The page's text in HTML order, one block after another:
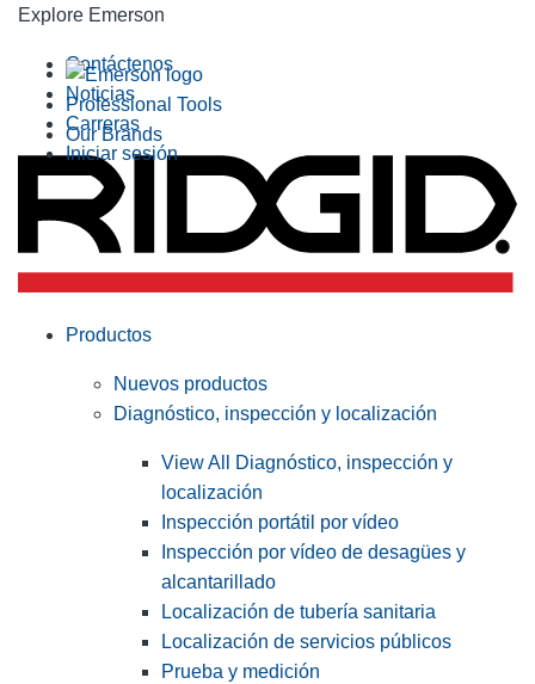
Explore Emerson
Professional Tools
Our Brands
Contáctenos
Noticias
Carreras
Iniciar sesión
Productos
Nuevos productos
Diagnóstico, inspección y localización
View All Diagnóstico, inspección y
localización
Inspección portátil por vídeo
Inspección por vídeo de desagües y
alcantarillado
Localización de tubería sanitaria
Localización de servicios públicos
Prueba y medición